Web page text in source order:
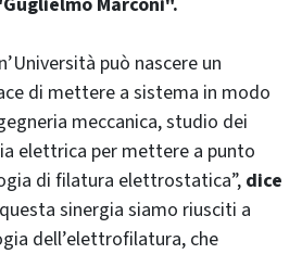
può nascere un
di mettere a sistema in modo
meccanica, studio dei
elettrica per mettere a punto
di filatura elettrostatica”, dice
sinergia siamo riusciti a
dell’elettrofilatura, che